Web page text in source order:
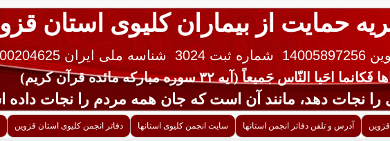
حمایت از بیماران کلیوی استان
شماره ثبت 3024
شناسه ملی ایران 10100204625
احَیا النّاس جَمیعاً (آیه ۳۲ سوره مبارکه مائده قرآن کریم)
دهد، مانند آن است که جان همه مردم را نجات داده
آدرس و تلفن دفاتر انجمن استانها سایت انجمن کلیوی استانها دفاتر انجمن کلیوی استان قزوین